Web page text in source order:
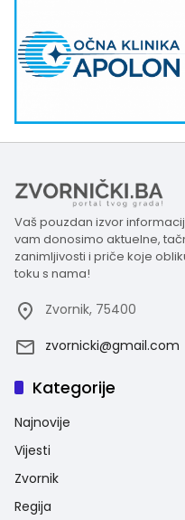
Vaš pouzdan izvor
vam donosimo aktuelne,
zanimljivosti i priče koje
toku s nama!
Zvornik, 75400
zvornicki@gmail.com
Kategorije
Najnovije
Vijesti
Zvornik
Regija